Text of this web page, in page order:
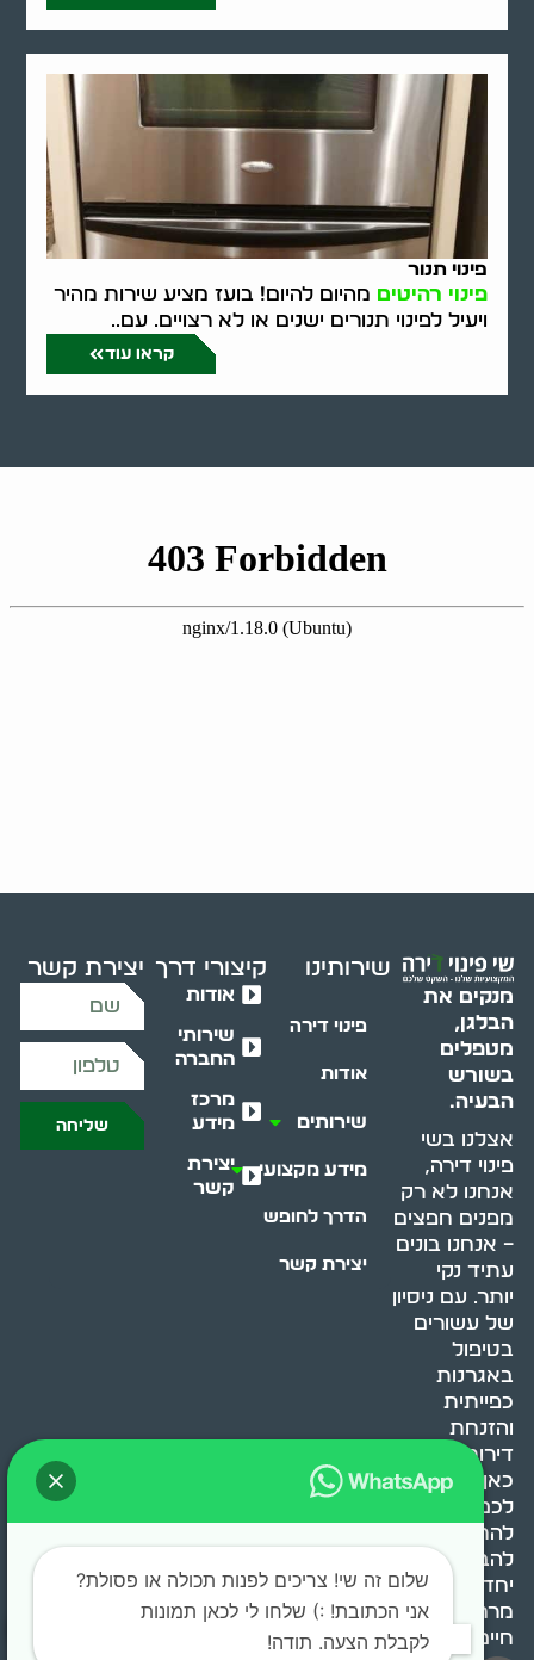
פינוי תנור
פינוי רהיטים מהיום להיום! בועז מציע שירות מהיר
ויעיל לפינוי תנורים ישנים או לא רצויים. עם..
קראו עוד
מנקים את
הבלגן,
מטפלים
בשורש
הבעיה.
אצלנו בשי
פינוי דירה,
אנחנו לא רק
מפנים חפצים
– אנחנו בונים
עתיד נקי
יותר. עם ניסיון
של עשורים
בטיפול
באגרנות
כפייתית
והזנחת
דירות, אנחנו
כאן כדי לעזור
לכם
להתמודד,
להבין ולשנות.
יחד, ניצור
מרחב
חיים בריא ומאוזן.
שירותינו
פינוי דירה
אודות
שירותים
מידע מקצועי
הדרך לחופש
יצירת קשר
קיצורי דרך
אודות
שירותי
החברה
מרכז
מידע
יצירת
קשר
יצירת קשר
שליחה
שלום זה שי! צריכים לפנות תכולה או פסולת?
אני הכתובת! :) שלחו לי לכאן תמונות
לקבלת הצעה. תודה!